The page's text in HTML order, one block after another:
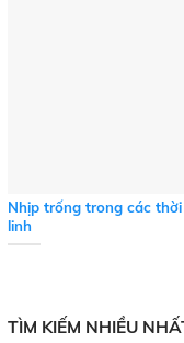
Nhịp trống trong các
linh
TÌM KIẾM NHIỀU